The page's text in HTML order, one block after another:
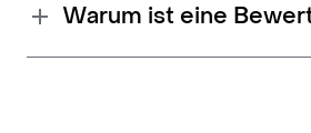
Warum ist eine